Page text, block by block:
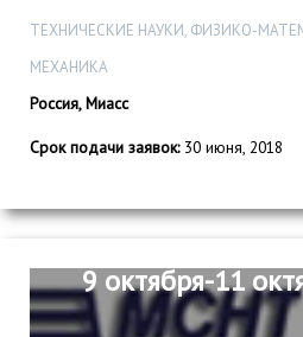
ТЕХНИЧЕСКИЕ НАУКИ, ФИЗИКО-
МЕХАНИКА
Россия, Миасс
Срок подачи заявок:30 июня, 2018
9 октября-11